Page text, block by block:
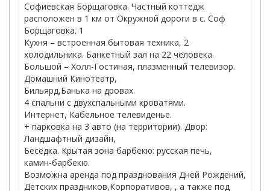
Софиевская Борщаговка. Частный коттедж
расположен в 1 км от Окружной дороги в с. Соф
Борщаговка. 1
Кухня – встроенная бытовая техника, 2
холодильника. Банкетный зал на 22 человека.
Большой – Холл-Гостиная, плазменный телевизор.
Домашний Кинотеатр,
Бильярд,Банька на дровах.
4 спальни с двухспальными кроватями.
Интернет, Кабельное телевиденье.
+ парковка на 3 авто (на территории). Двор:
Ландшафтный дизайн,
Беседка. Крытая зона барбекю: русская печь,
камин-барбекю.
Возможна аренда под празднования Дней Рождений,
Детских праздников,Корпоративов, , а также под